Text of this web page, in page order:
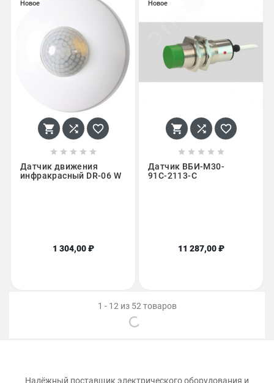
Новое
  
    
Датчик движения
инфракрасный DR-06 W
1 304,00 ₽
Новое
  
    
Датчик ВБИ-М30-
91С-2113-С
11 287,00 ₽
1 - 12 из 52 товаров
Надёжный поставщик электрического оборудования и